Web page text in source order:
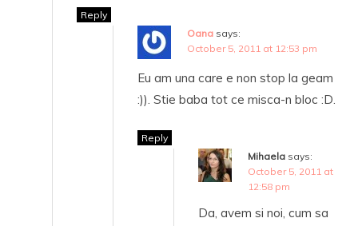
Reply
Oana says:
October 5, 2011 at 12:53 pm
Eu am una care e non stop la geam
:)). Stie baba tot ce misca-n bloc :D.
Reply
Mihaela says:
October 5, 2011 at
12:58 pm
Da, avem si noi, cum sa